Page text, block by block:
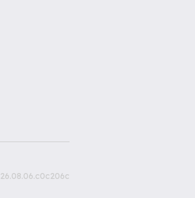
26.08.06.c0c206c